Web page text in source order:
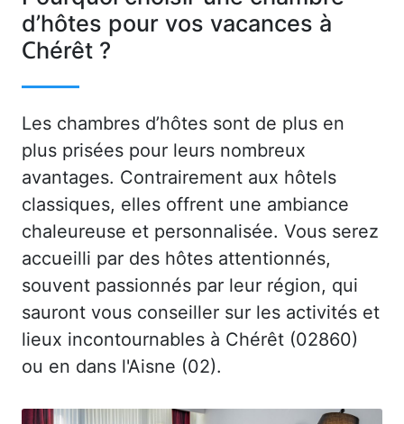
d’hôtes pour vos vacances à
Chérêt ?
Les chambres d’hôtes sont de plus en
plus prisées pour leurs nombreux
avantages. Contrairement aux hôtels
classiques, elles offrent une ambiance
chaleureuse et personnalisée. Vous serez
accueilli par des hôtes attentionnés,
souvent passionnés par leur région, qui
sauront vous conseiller sur les activités et
lieux incontournables à Chérêt (02860)
ou en dans l'Aisne (02).